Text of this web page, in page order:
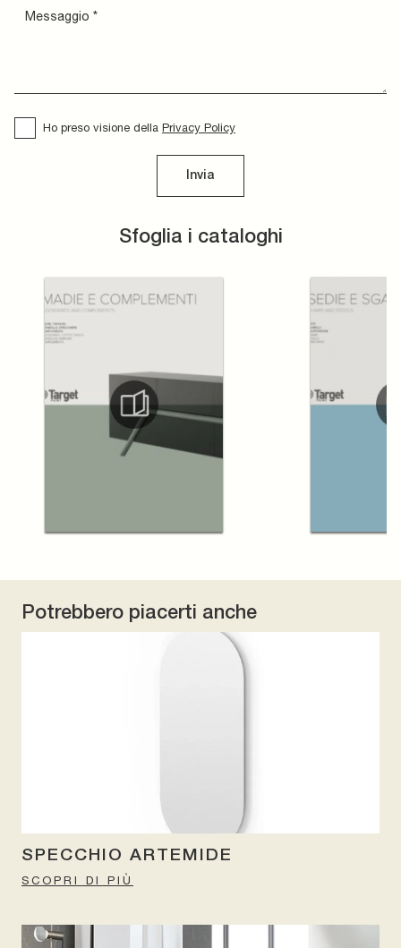
Sfoglia i cataloghi
Ho preso visione della Privacy Policy
Invia
Potrebbero piacerti anche
SPECCHIO ARTEMIDE
SCOPRI DI PIÙ